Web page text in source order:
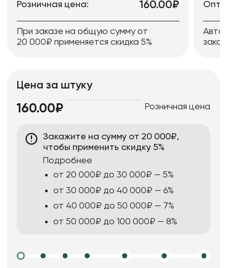
Розничная цена: 160.00₽
При заказе на общую сумму от
20 000₽ применяется скидка 5%
Цена за штуку
160.00₽ Розничная цена
Закажите на сумму от 20 000₽,
чтобы применить скидку 5%
Подробнее
от 20 000₽ до 30 000₽ — 5%
от 30 000₽ до 40 000₽ — 6%
от 40 000₽ до 50 000₽ — 7%
от 50 000₽ до 100 000₽ — 8%